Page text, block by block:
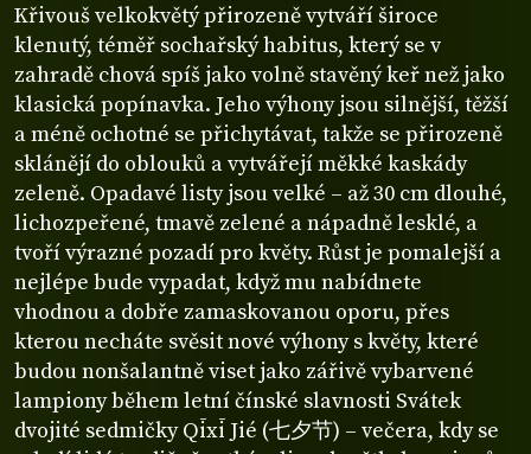
Křivouš velkokvětý přirozeně vytváří široce
klenutý, téměř sochařský habitus, který se v
zahradě chová spíš jako volně stavěný keř než jako
klasická popínavka. Jeho výhony jsou silnější, těžší
a méně ochotné se přichytávat, takže se přirozeně
sklánějí do oblouků a vytvářejí měkké kaskády
zeleně. Opadavé listy jsou velké – až 30 cm dlouhé,
lichozpeřené, tmavě zelené a nápadně lesklé, a
tvoří výrazné pozadí pro květy. Růst je pomalejší a
nejlépe bude vypadat, když mu nabídnete
vhodnou a dobře zamaskovanou oporu, přes
kterou necháte svěsit nové výhony s květy, které
budou nonšalantně viset jako zářivě vybarvené
lampiony během letní čínské slavnosti Svátek
dvojité sedmičky Qīxī Jié (七夕节) – večera, kdy se